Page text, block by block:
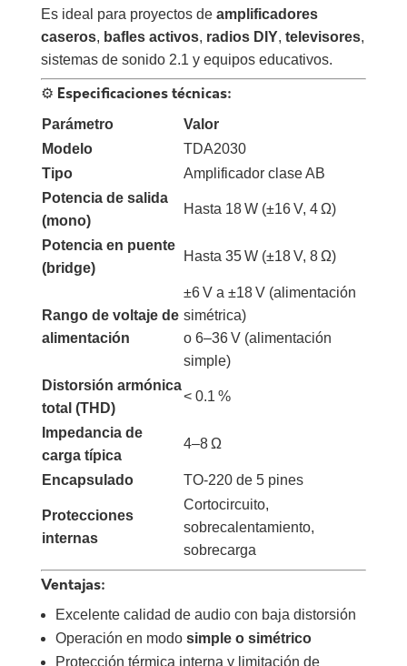
Es ideal para proyectos de amplificadores
caseros, bafles activos, radios DIY, televisores,
sistemas de sonido 2.1 y equipos educativos.
⚙️ Especificaciones técnicas:
Parámetro
Valor
Modelo
TDA2030
Tipo
Amplificador clase AB
Potencia de salida
(mono)
Hasta 18 W (±16 V, 4 Ω)
Potencia en puente
(bridge)
Hasta 35 W (±18 V, 8 Ω)
Rango de voltaje de
alimentación
±6 V a ±18 V (alimentación
simétrica)
o 6–36 V (alimentación
simple)
Distorsión armónica
total (THD)
< 0.1 %
Impedancia de
carga típica
4–8 Ω
Encapsulado TO-220 de 5 pines
Protecciones
internas
Cortocircuito,
sobrecalentamiento,
sobrecarga
Ventajas:
Excelente calidad de audio con baja distorsión
Operación en modo simple o simétrico
Protección térmica interna y limitación de